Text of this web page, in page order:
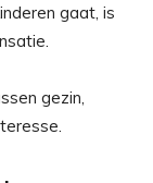
gaat, is
gezin,